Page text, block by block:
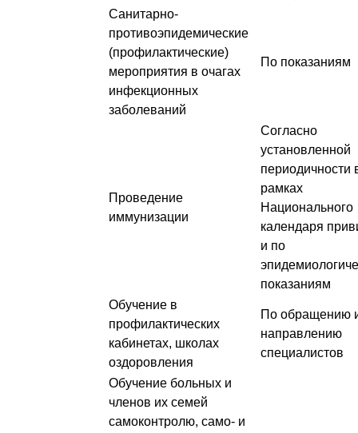
Санитарно-
противоэпидемические
(профилактические)
мероприятия в очагах
инфекционных
заболеваний
По показаниям
Проведение
иммунизации
Согласно
установленной
периодичности
рамках
Национального
календаря
и по
показаниям
Обучение в
профилактических
кабинетах, школах
оздоровления
По обращению
направлению
специалистов
Обучение больных и
членов их семей
самоконтролю, само- и